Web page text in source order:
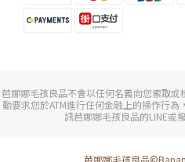
芭娜娜毛孩良品不會以任何名義向您索取
動要求您於ATM進行任何金融上的操作行
訊芭娜娜毛孩良品的LINE或
芭娜娜毛孩良品